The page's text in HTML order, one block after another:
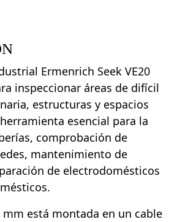
Ermenrich Seek VE20
inspeccionar áreas de difícil
estructuras y espacios
esencial para la
comprobación de
mantenimiento de
de electrodomésticos
mm está montada en un cable